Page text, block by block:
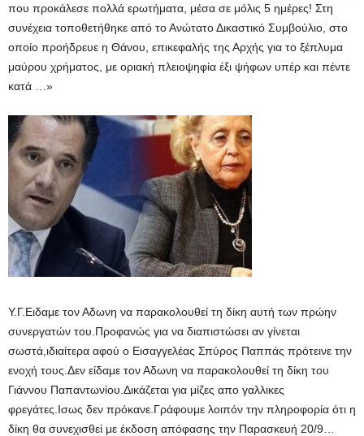
που προκάλεσε πολλά ερωτήματα, μέσα σε μόλις 5 ημέρες! Στη
συνέχεια τοποθετήθηκε από το Ανώτατο Δικαστικό Συμβούλιο, στο
οποίο προήδρευε η Θάνου, επικεφαλής της Αρχής για το ξέπλυμα
μαύρου χρήματος, με οριακή πλειοψηφία έξι ψήφων υπέρ και πέντε
κατά …»
Υ.Γ.Ειδαμε τον Αδωνη να παρακολουθεί τη δίκη αυτή των πρώην
συνεργατών του.Προφανώς για να διαπιστώσει αν γίνεται
σωστά,ιδιαίτερα αφού ο Εισαγγελέας Σπύρος Παππάς πρότεινε την
ενοχή τους.Δεν είδαμε τον Αδωνη να παρακολουθεί τη δίκη του
Γιάννου Παπαντωνίου.Δικάζεται για μίζες απο γαλλικες
φρεγάτες.Ισως δεν πρόκανε.Γράφουμε λοιπόν την πληροφορία ότι η
δίκη θα συνεχισθεί με έκδοση απόφασης την Παρασκευή 20/9…